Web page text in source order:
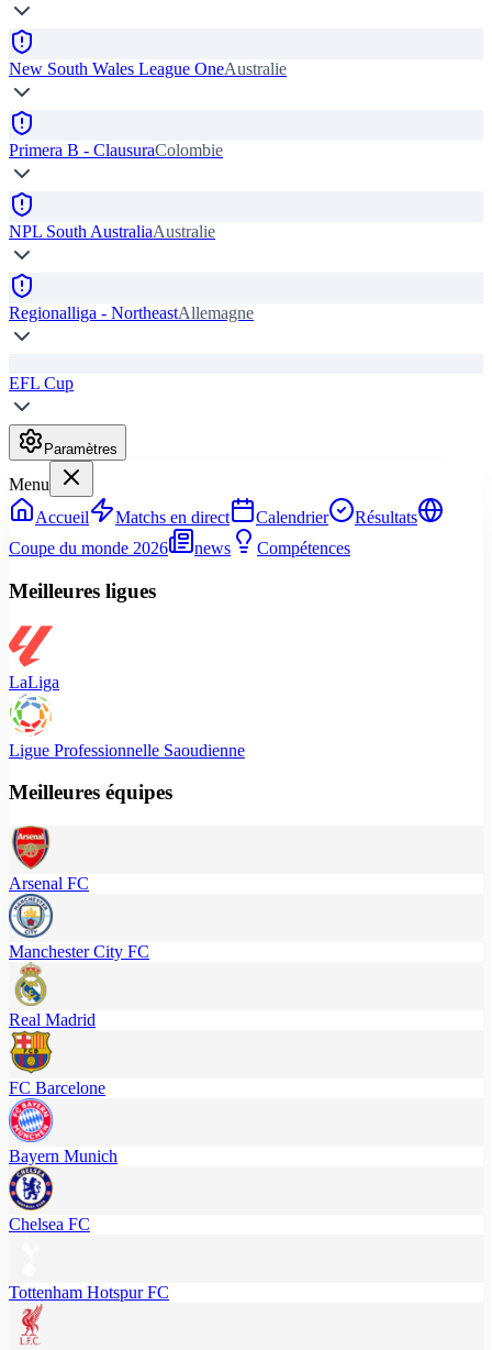
New South Wales League OneAustralie
Primera B - ClausuraColombie
NPL South AustraliaAustralie
Regionalliga - NortheastAllemagne
EFL Cup
Paramètres
Menu
Accueil
Matchs en direct Calendrier
Résultats
Coupe du monde 2026
news Compétences
Meilleures ligues
LaLiga
Ligue Professionnelle Saoudienne
Meilleures équipes
Arsenal FC
Manchester City FC
Real Madrid
FC Barcelone
Bayern Munich
Chelsea FC
Tottenham Hotspur FC